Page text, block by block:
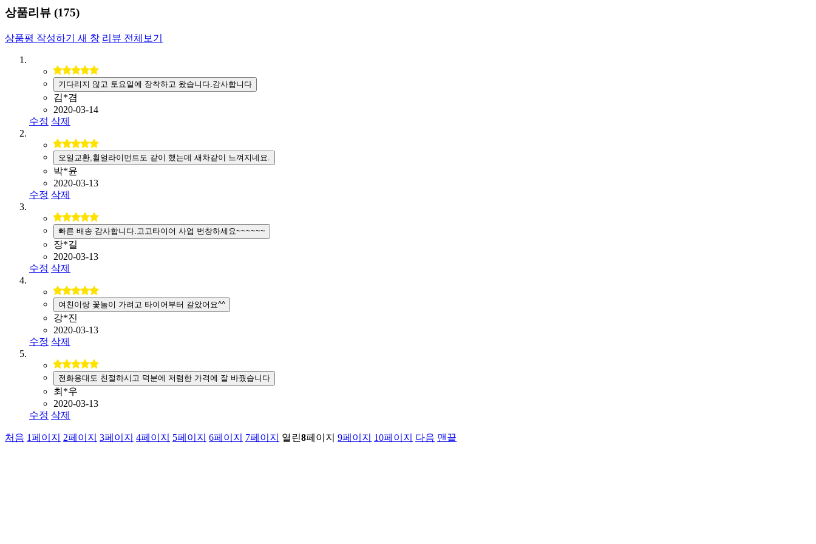
상품리뷰 (175)
상품평 작성하기 새 창 리뷰 전체보기
기다리지 않고 토요일에 장착하고 왔습니다.감사합니다
김*겸
2020-03-14
수정 삭제
오일교환,휠얼라이먼트도 같이 했는데 새차같이 느껴지네요.
박*윤
2020-03-13
수정 삭제
빠른 배송 감사합니다.고고타이어 사업 번창하세요~~~~~~
장*길
2020-03-13
수정 삭제
여친이랑 꽃놀이 가려고 타이어부터 갈았어요^^
강*진
2020-03-13
수정 삭제
전화응대도 친절하시고 덕분에 저렴한 가격에 잘 바꿨습니다
최*우
2020-03-13
수정 삭제
처음 1페이지 2페이지 3페이지 4페이지 5페이지 6페이지 7페이지 열린8페이지 9페이지 10페이지 다음 맨끝